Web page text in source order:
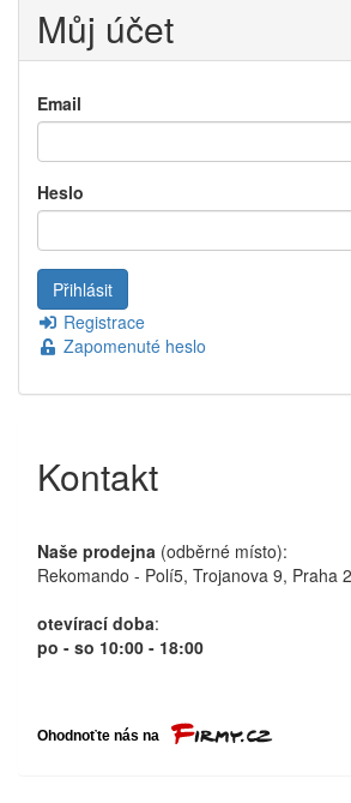
Můj účet
Email
Heslo
Registrace
Zapomenuté heslo
Kontakt
Naše prodejna (odběrné místo):
Rekomando - Polí5, Trojanova 9, Praha
otevírací doba:
po - so 10:00 - 18:00